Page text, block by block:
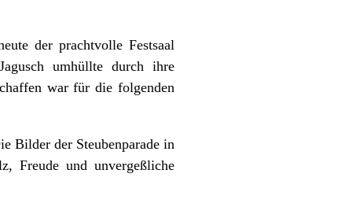
der prachtvolle Festsaal
umhüllte durch ihre
war für die folgenden
Bilder der Steubenparade in
Freude und unvergeßliche